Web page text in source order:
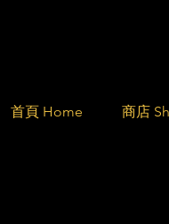
首頁 Home 商店